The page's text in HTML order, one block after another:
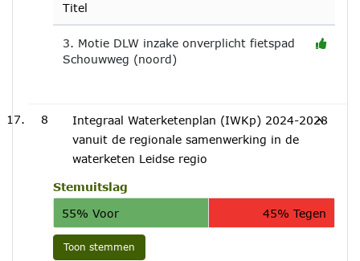
Titel
3. Motie DLW inzake onverplicht fietspad
Schouwweg (noord)
8
Integraal Waterketenplan (IWKp) 2024-2028
vanuit de regionale samenwerking in de
waterketen Leidse regio
Stemuitslag
55% Voor
45% Tegen
Toon stemmen